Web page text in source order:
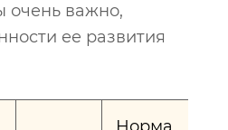
очень важно,
ее развития